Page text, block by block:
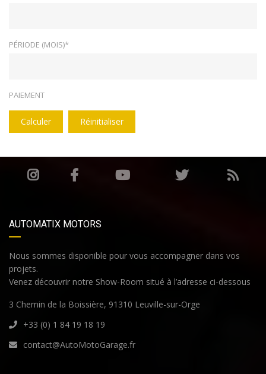
PÉRIODE (MOIS)*
PAIEMENT
Calculer Réinitialiser
AUTOMATIX MOTORS
Nous sommes disponible pour vous accompagner dans vos
projets.
Venez découvrir notre Show-Room situé à l’adresse ci-dessous
3 Chemin de la Boissière, 91310 Leuville-sur-Orge
+33 (0) 1 84 19 18 19
contact@AutoMotoGarage.fr